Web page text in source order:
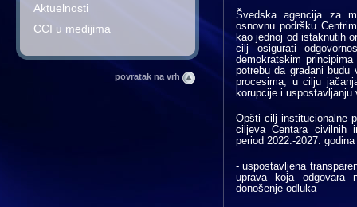
Aktuelnosti
CCI u medijima
povratak na vrh
Švedska agencija za
osnovnu podršku
kao jednoj od istaknutih
cilj osigurati
demokratskim
potrebu da građani budu
procesima, u cilju
korupcije i
Opšti cilj institucionalne
ciljeva Centara civilnih
period 2022.-2027.
- uspostavljena
uprava koja odgovara
donošenje odluka